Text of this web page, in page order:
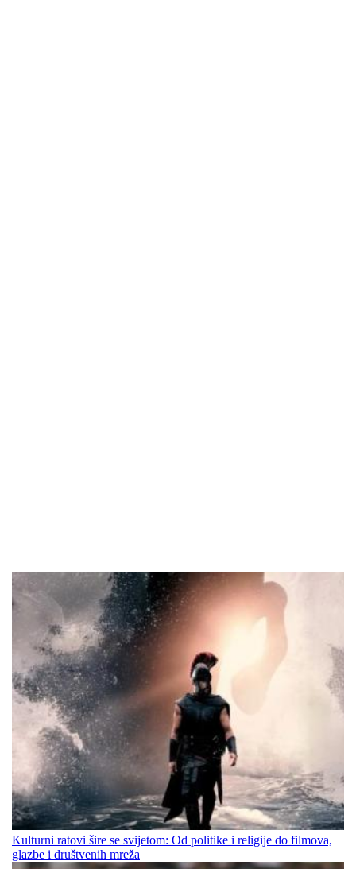
Kulturni ratovi šire se svijetom: Od politike i religije do filmova,
glazbe i društvenih mreža